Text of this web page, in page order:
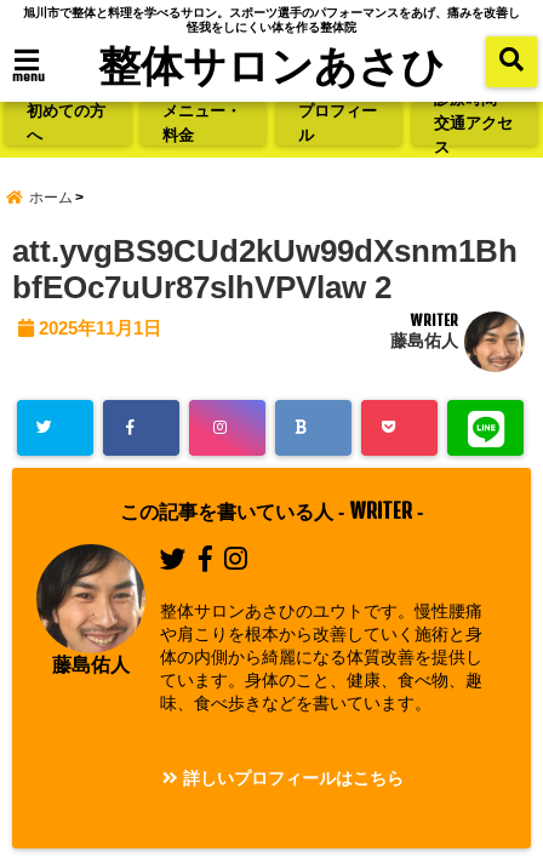
旭川市で整体と料理を学べるサロン。スポーツ選手のパフォーマンスをあげ、痛みを改善し
怪我をしにくい体を作る整体院
menu 整体サロンあさひ
初めての方
へ
メニュー・
料金
プロフィー
ル
診療時間・
交通アクセ
ス
ホーム
att.yvgBS9CUd2kUw99dXsnm1Bh
bfEOc7uUr87slhVPVlaw 2
2025年11月1日 WRITER
藤島佑人
この記事を書いている人 - WRITER -
藤島佑人
整体サロンあさひのユウトです。慢性腰痛
や肩こりを根本から改善していく施術と身
体の内側から綺麗になる体質改善を提供し
ています。身体のこと、健康、食べ物、趣
味、食べ歩きなどを書いています。
詳しいプロフィールはこちら